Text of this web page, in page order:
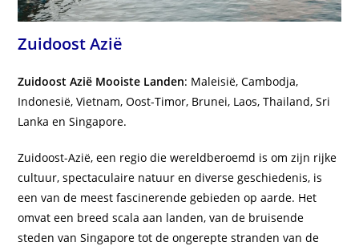
Zuidoost Azië
Zuidoost Azië Mooiste Landen: Maleisië, Cambodja,
Indonesië, Vietnam, Oost-Timor, Brunei, Laos, Thailand, Sri
Lanka en Singapore.
Zuidoost-Azië, een regio die wereldberoemd is om zijn rijke
cultuur, spectaculaire natuur en diverse geschiedenis, is
een van de meest fascinerende gebieden op aarde. Het
omvat een breed scala aan landen, van de bruisende
steden van Singapore tot de ongerepte stranden van de